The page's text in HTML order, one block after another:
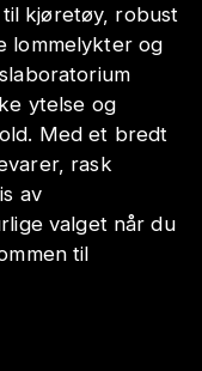
kjøretøy, robust
lommelykter og
ytelse og
Med et bredt
rask
av
valget når du
til